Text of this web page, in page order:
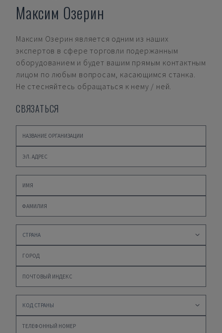
Максим Озерин
Максим Озерин является одним из наших
экспертов в сфере торговли подержанным
оборудованием и будет вашим прямым контактным
лицом по любым вопросам, касающимся станка.
Не стесняйтесь обращаться к нему / ней.
СВЯЗАТЬСЯ